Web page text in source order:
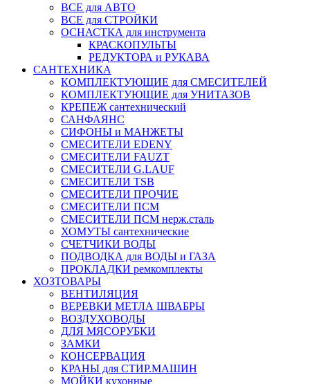
ВСЕ для АВТО
ВСЕ для СТРОЙКИ
ОСНАСТКА для инструмента
КРАСКОПУЛЬТЫ
РЕДУКТОРА и РУКАВА
САНТЕХНИКА
КОМПЛЕКТУЮЩИЕ для СМЕСИТЕЛЕЙ
КОМПЛЕКТУЮЩИЕ для УНИТАЗОВ
КРЕПЕЖ сантехнический
САНФАЯНС
СИФОНЫ и МАНЖЕТЫ
СМЕСИТЕЛИ EDENY
СМЕСИТЕЛИ FAUZT
СМЕСИТЕЛИ G.LAUF
СМЕСИТЕЛИ TSB
СМЕСИТЕЛИ ПРОЧИЕ
СМЕСИТЕЛИ ПСМ
СМЕСИТЕЛИ ПСМ нерж.сталь
ХОМУТЫ сантехнические
СЧЕТЧИКИ ВОДЫ
ПОДВОДКА для ВОДЫ и ГАЗА
ПРОКЛАДКИ ремкомплекты
ХОЗТОВАРЫ
ВЕНТИЛЯЦИЯ
ВЕРЕВКИ МЕТЛА ШВАБРЫ
ВОЗДУХОВОДЫ
ДЛЯ МЯСОРУБКИ
ЗАМКИ
КОНСЕРВАЦИЯ
КРАНЫ для СТИР.МАШИН
МОЙКИ кухонные